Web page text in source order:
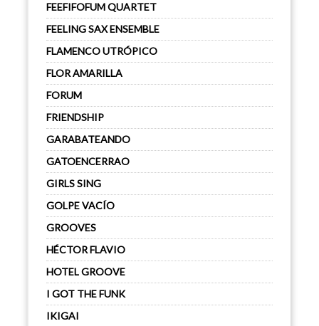
FEEFIFOFUM QUARTET
FEELING SAX ENSEMBLE
FLAMENCO UTRÓPICO
FLOR AMARILLA
FORUM
FRIENDSHIP
GARABATEANDO
GATOENCERRAO
GIRLS SING
GOLPE VACÍO
GROOVES
HÉCTOR FLAVIO
HOTEL GROOVE
I GOT THE FUNK
IKIGAI